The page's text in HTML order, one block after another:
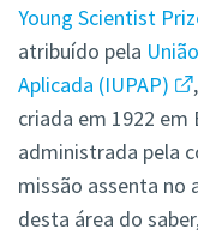
Young Scientist
atribuído pela
Aplicada (IUPAP)
criada em 1922 em
administrada pela
missão assenta no
desta área do